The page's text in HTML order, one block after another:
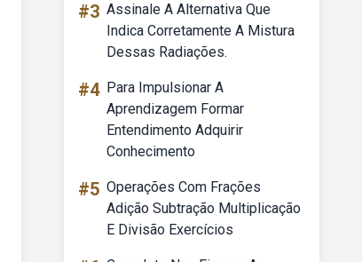
#3 Assinale A Alternativa Que
Indica Corretamente A Mistura
Dessas Radiações.
#4 Para Impulsionar A
Aprendizagem Formar
Entendimento Adquirir
Conhecimento
#5 Operações Com Frações
Adição Subtração Multiplicação
E Divisão Exercícios